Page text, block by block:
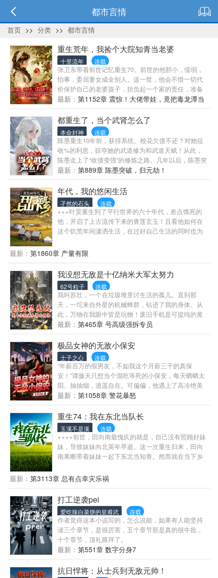
都市言情
首页 >> 分类 >> 都市言情
重生荒年，我捡个大院知青当老婆
十里流年 连载
张卫东带着前世记忆重生70。前世的他胆小，懦弱，
怕事，委屈妻女成全别人。这一世，他会不惜一切代
价保护自己的老婆孩子，担负起一个家的责任，准备
扛起猎枪进山打猎！竟然意外激活的空间系统。别人
不敢进深山打猎，他敢！凭借前世的神枪手记忆，野
猪，狼群，乃至老虎也成为他狩猎对象。山里的奇珍
异果，山珍野味，乃至珍贵的草药这些珍贵的资源，
让他发家致富。他把老婆孩子宠上天，让全村人刮目
相看。
最新： 第1152章 震惊！大佬带娃，竟把毒龙潭当
成水上乐园！
都重生了，当个武肾怎么了
本命封神 连载
陈墨重生10年前，获得系统。校花欠债不还？对她征
收%的利息，掠夺她的武道修为和武道天赋！从此，
陈墨走上了“收债变强”的修炼之路。几年以后，陈墨突
破武神，成为世间最强者。陈墨：“我能有今天的实
力，全靠努力和汗水——但你别管是谁的努力和汗
水。”
最新： 第889章 陈墨突破，归元劫！
年代，我的悠闲生活
孑然的石头 连载
+++叶昊重生到了平行世界的六十年代，差点饿死的
他，开启了上古流传下来的青莲玄玉！且看他如何在
这个饥荒年间潇洒生活，在过好自己生活的同时也为
狼，挨饿，没有人情世故，请划走，本书不适合。穿
越回去不是挨饿的，也不是让主角玩单机）
最新： 第1860章 产量有限
我没想无敌是十亿纳米大军太努力
62号粒子 连载
我叫苏壮，一个在垃圾堆里讨生活的孤儿。直到那
天，一坨来自外星的机械蜂群，钻进了我的身体。从
此，万物在我眼中皆是玩物！废旧手机是可提纯的黄
金，钢铁是脆弱的粉末！欺我者，我隔空一掌，让他
骨断筋折！辱我者，我反手之间，让他神兵化粉！他
们以为我是武林高手，却不知我是机械飞升！从垃圾
回收站到星际航母，我的征途，才刚刚开始！
最新： 第465章 号高级强拆专员
极品女神的无敌小保安
士子之心 连载
“年薪百万的假男友，不如我这个月薪三千的真保
安！”谭傲天只想当个混吃等死的小保安，每天晒晒太
阳、抽抽烟，逍遥自在。可偏偏，他遇上了高冷绝美
女总裁。第一次见面，他搅黄了她的“假男友”相亲计
划；第二次见面，他徒手拆了杀手的枪；第三次见
面，他直接住进了她的别墅……“谭傲天！谁允许你睡
我沙发的？！”“沈总，贴身保安，当然要‘贴身’保护
啊。”从此，兵王回归都市，扮猪吃虎，横扫商战黑
帮，打脸豪门阔少，成为绝美女总裁身边最嚣张的保
镖！
最新： 第1058章 警花暴怒
重生74：我在东北当队长
玉溪不是溪 连载
++++前世，田向南最愧疚的就是，自己没有照顾好妹
妹，导致妹妹向北英年早逝。这一次重生归来，田向
南果断带着妹妹一起下东北当知青。然而就在当下乡
去打猎，我有自制的神奇巫水，不但能养殖，各种猎
物自己送上门。缺钱了，培育各种药材回购给供销
社，换钱换粮换百货......村里的极品人渣想要找麻
烦......？来来来！让你们见识一下MMA联盟荣誉会员
的含金量........！
最新： 第3113章 总有点幸灾乐祸
打工逆袭pei
爱吃辣白菜饼的皇甫武 连载
作者觉得这本小说写的，怎么说能，如果有人能坚持
读三个章节，是很厉害，五个章节那是真的很牛批，
十个章节，顶礼膜拜了。
最新： 第551章 数字分身7
抗日悍将：从士兵到无敌元帅！